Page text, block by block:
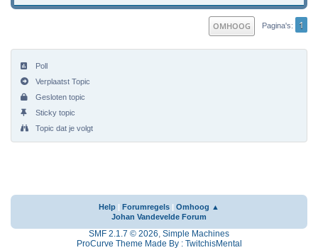
OMHOOG Pagina's 1
Poll
Verplaatst Topic
Gesloten topic
Sticky topic
Topic dat je volgt
Help | Forumregels | Omhoog ▲
Johan Vandevelde Forum
SMF 2.1.7 © 2026, Simple Machines
ProCurve Theme Made By : TwitchisMental